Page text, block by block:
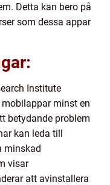
Detta kan bero på
som dessa appar
Institute
minst en
betydande problem
kan leda till
minskad
visar
att avinstallera